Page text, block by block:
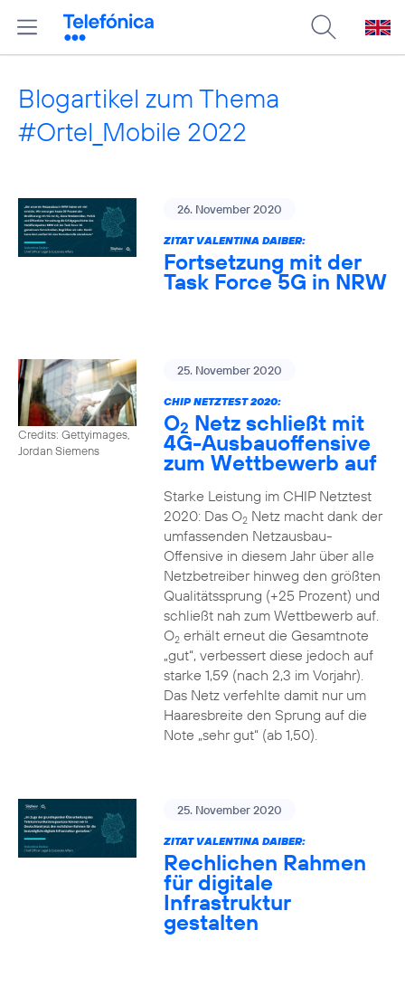
Blogartikel zum Thema
#Ortel_Mobile 2022
26. November 2020
ZITAT VALENTINA DAIBER:
Fortsetzung mit der
Task Force 5G in NRW
Credits: Gettyimages,
Jordan Siemens
25. November 2020
CHIP NETZTEST 2020:
O2 Netz schließt mit
4G-Ausbauoffensive
zum Wettbewerb auf
Starke Leistung im CHIP Netztest
2020: Das O2Netz macht dank der
umfassenden Netzausbau-
Offensive in diesem Jahr über alle
Netzbetreiber hinweg den größten
Qualitätssprung (+25 Prozent) und
schließt nah zum Wettbewerb auf.
O2erhält erneut die Gesamtnote
„gut“, verbessert diese jedoch auf
starke 1,59 (nach 2,3 im Vorjahr).
Das Netz verfehlte damit nur um
Haaresbreite den Sprung auf die
Note „sehr gut“ (ab 1,50).
25. November 2020
ZITAT VALENTINA DAIBER:
Rechlichen Rahmen
für digitale
Infrastruktur
gestalten